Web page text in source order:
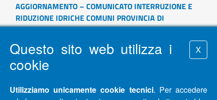
AGGIORNAMENTO – COMUNICATO INTERRUZIONE E
RIDUZIONE IDRICHE COMUNI PROVINCIA DI
PESCARA E CHIETI DAL 25/09/2020 AL 29/09/2020
AGGIORNAMENTO – COMUNICATO INTERRUZIONE E
RIDUZIONE IDRICHE COMUNI PROVINCIA DI
25/09/2020
Questo sito web utilizza i
cookie
X
Utilizziamo unicamente cookie tecnici. Per accedere